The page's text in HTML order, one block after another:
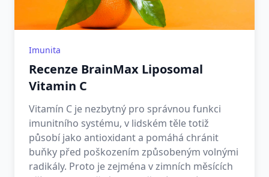
Imunita
Recenze BrainMax Liposomal
Vitamin C
Vitamín C je nezbytný pro správnou funkci
imunitního systému, v lidském těle totiž
působí jako antioxidant a pomáhá chránit
buňky před poškozením způsobeným volnými
radikály. Proto je zejména v zimních měsících